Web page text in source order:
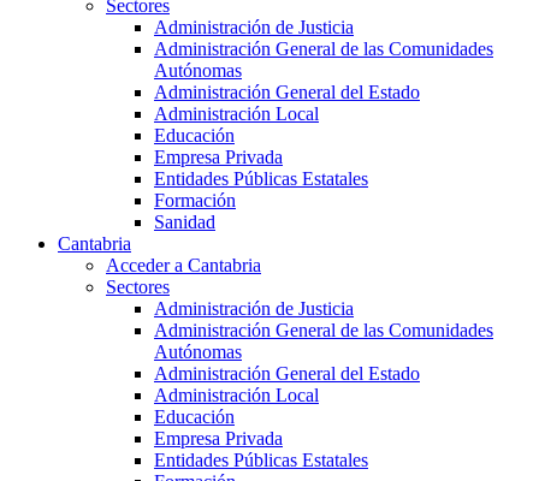
Sectores
Administración de Justicia
Administración General de las Comunidades
Autónomas
Administración General del Estado
Administración Local
Educación
Empresa Privada
Entidades Públicas Estatales
Formación
Sanidad
Cantabria
Acceder a Cantabria
Sectores
Administración de Justicia
Administración General de las Comunidades
Autónomas
Administración General del Estado
Administración Local
Educación
Empresa Privada
Entidades Públicas Estatales